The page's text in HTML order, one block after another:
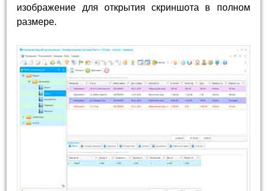
изображение для открытия скриншота в полном
размере.